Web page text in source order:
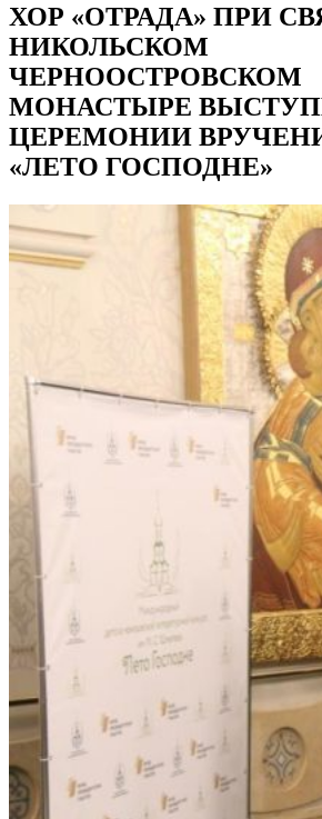
ХОР «ОТРАДА» ПРИ
НИКОЛЬСКОМ
ЧЕРНООСТРОВСКОМ
МОНАСТЫРЕ
ЦЕРЕМОНИИ
«ЛЕТО ГОСПОДНЕ»